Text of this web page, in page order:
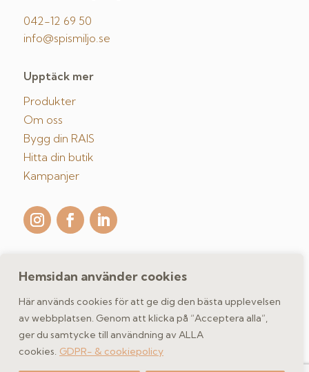
Hemsidan använder cookies
Här används cookies för att ge dig den bästa upplevelsen
av webbplatsen. Genom att klicka på “Acceptera alla”,
ger du samtycke till användning av ALLA
cookies. GDPR- & cookiepolicy
042-12 69 50
info@spismiljo.se
Upptäck mer
Produkter
Om oss
Bygg din RAIS
Hitta din butik
Kampanjer
GDPR- & cookiepolicy